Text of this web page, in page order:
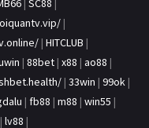
| SC88 |
|
| HITCLUB |
| 88bet | x88 | ao88 |
| 33win | 99ok |
| fb88 | m88 | win55 |
| lv88 |